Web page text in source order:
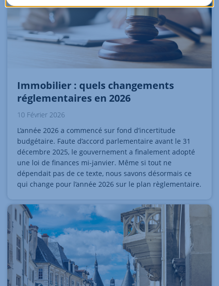
Immobilier : quels changements
réglementaires en 2026
10 Février 2026
L’année 2026 a commencé sur fond d’incertitude
budgétaire. Faute d’accord parlementaire avant le 31
décembre 2025, le gouvernement a finalement adopté
une loi de finances mi-janvier. Même si tout ne
dépendait pas de ce texte, nous savons désormais ce
qui change pour l’année 2026 sur le plan règlementaire.